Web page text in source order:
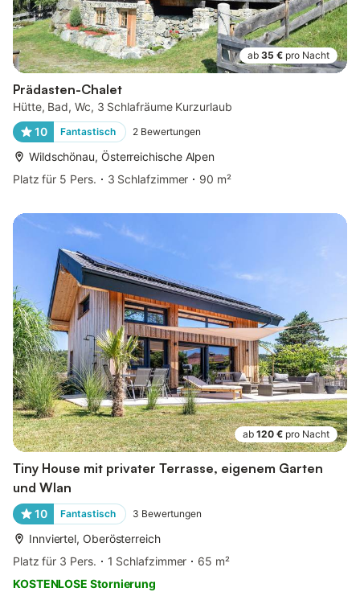
ab 35 € pro Nacht
Prädasten-Chalet
Hütte, Bad, Wc, 3 Schlafräume Kurzurlaub
10
Fantastisch 2 Bewertungen
Wildschönau, Österreichische Alpen
Platz für 5 Pers.
3 Schlafzimmer 90 m²
ab 120 € pro Nacht
Tiny House mit privater Terrasse, eigenem Garten
und Wlan
10 Fantastisch 3 Bewertungen
Innviertel, Oberösterreich
Platz für 3 Pers.
1 Schlafzimmer
65 m²
KOSTENLOSE Stornierung